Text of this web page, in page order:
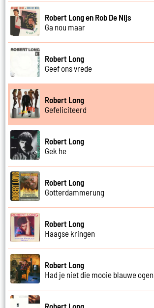
Robert Long en Rob De Nijs
Ga nou maar
Robert Long
Geef ons vrede
Robert Long
Gefeliciteerd
Robert Long
Gek he
Robert Long
Gotterdammerung
Robert Long
Haagse kringen
Robert Long
Had je niet die mooie blauwe ogen
Robert Long